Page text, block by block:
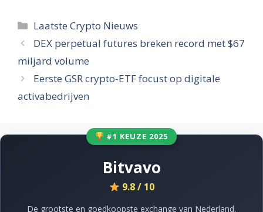
Categorieën
Laatste Crypto Nieuws
DEX perpetual futures breken record met $67
miljard volume
Eerste GSR crypto-ETF focust op digitale
activabedrijven
#1 KEUZE 2025
Bitvavo
9.8 / 10
De grootste en goedkoopste exchange van Nederland.